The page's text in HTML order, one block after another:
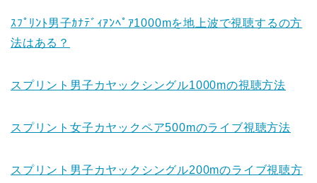
ｽﾌﾟﾘﾝﾄ男子ｶﾅﾃﾞｨｱﾝﾍﾟｱ1000mを地上波で視聴するの方
法はある？
スプリント男子カヤックシングル1000mの視聴方法
スプリント女子カヤックペア500mのライブ視聴方法
スプリント男子カヤックシングル200mのライブ視聴方